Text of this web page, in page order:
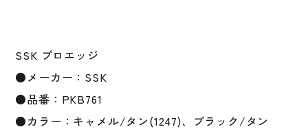
大
人
用
一
般
SSK プロエッジ
●メーカー：SSK
●品番：PKB761
●カラー：キャメル/タン(1247)、ブラック/タン